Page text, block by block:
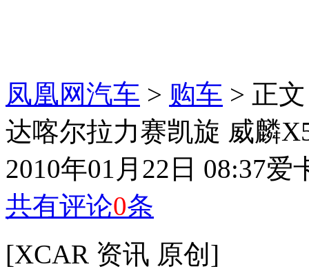
凤凰网汽车 > 购车 > 正文
达喀尔拉力赛凯旋 威麟
2010年01月22日 08:37爱
共有评论0条
[XCAR 资讯 原创]